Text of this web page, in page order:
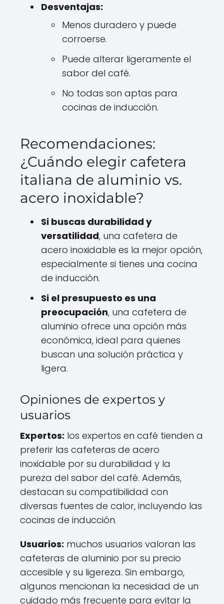
Desventajas:
Menos duradero y puede
corroerse.
Puede alterar ligeramente el
sabor del café.
No todas son aptas para
cocinas de inducción.
Recomendaciones:
¿Cuándo elegir cafetera
italiana de aluminio vs.
acero inoxidable?
Si buscas durabilidad y
versatilidad, una cafetera de
acero inoxidable es la mejor opción,
especialmente si tienes una cocina
de inducción.
Si el presupuesto es una
preocupación, una cafetera de
aluminio ofrece una opción más
económica, ideal para quienes
buscan una solución práctica y
ligera.
Opiniones de expertos y
usuarios
Expertos: los expertos en café tienden a
preferir las cafeteras de acero
inoxidable por su durabilidad y la
pureza del sabor del café. Además,
destacan su compatibilidad con
diversas fuentes de calor, incluyendo las
cocinas de inducción.
Usuarios: muchos usuarios valoran las
cafeteras de aluminio por su precio
accesible y su ligereza. Sin embargo,
algunos mencionan la necesidad de un
cuidado más frecuente para evitar la